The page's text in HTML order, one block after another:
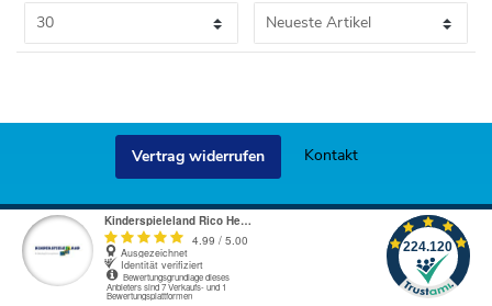
Vertrag widerrufen Kontakt